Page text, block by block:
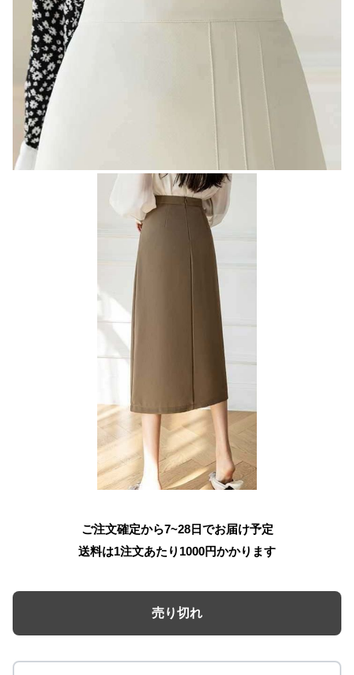
ご注文確定から7~28日でお届け予定
送料は1注文あたり 1000円かかります
売り切れ